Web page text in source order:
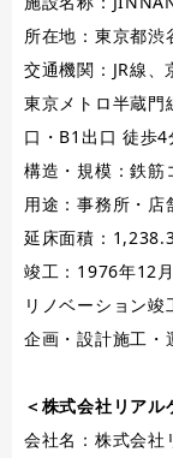
所在地：東京都
交通機関：JR線、
東京メトロ半蔵門
口・B1出口 徒歩4
構造・規模：鉄筋
用途：事務所・店
延床面積：
竣工：1976年12月
リノベーション
企画・設計施工・
＜株式会社リアル
会社名：株式会社